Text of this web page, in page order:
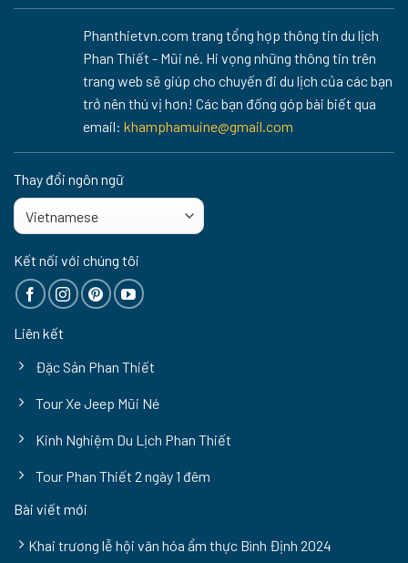
Phanthietvn.com trang tổng hợp thông tin du lịch
Phan Thiết - Mũi né. Hi vọng những thông tin trên
trang web sẽ giúp cho chuyến đi du lịch của các bạn
trở nên thú vị hơn! Các bạn đống góp bài biết qua
email: khamphamuine@gmail.com
Thay đổi ngôn ngữ
Kết nối với chúng tôi
Liên kết
Đặc Sản Phan Thiết
Tour Xe Jeep Mũi Né
Kinh Nghiệm Du Lịch Phan Thiết
Tour Phan Thiết 2 ngày 1 đêm
Bài viết mới
Khai trương lễ hội văn hóa ẩm thực Bình Định 2024